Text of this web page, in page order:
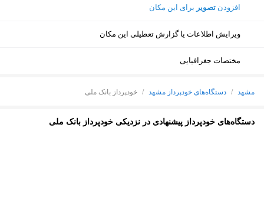
افزودن تصویر برای این مکان
ویرایش اطلاعات یا گزارش تعطیلی این مکان
مختصات جغرافیایی
مشهد / دستگاه‌های خودپرداز مشهد / خودپرداز بانک ملی
دستگاه‌های خودپرداز پیشنهادی در نزدیکی خودپرداز بانک ملی